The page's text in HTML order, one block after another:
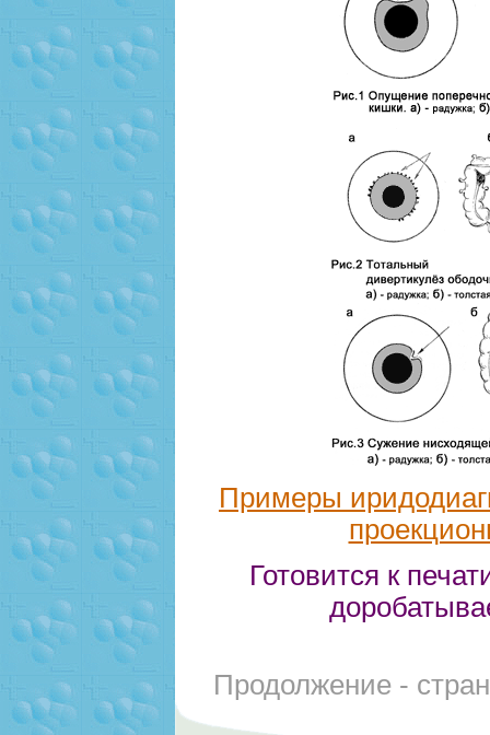
Примеры
Готовится к
Продолжение -